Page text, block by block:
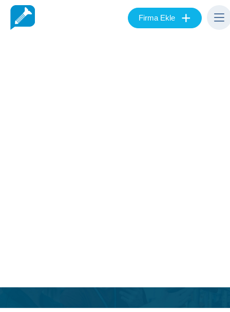
Firma Ekle +